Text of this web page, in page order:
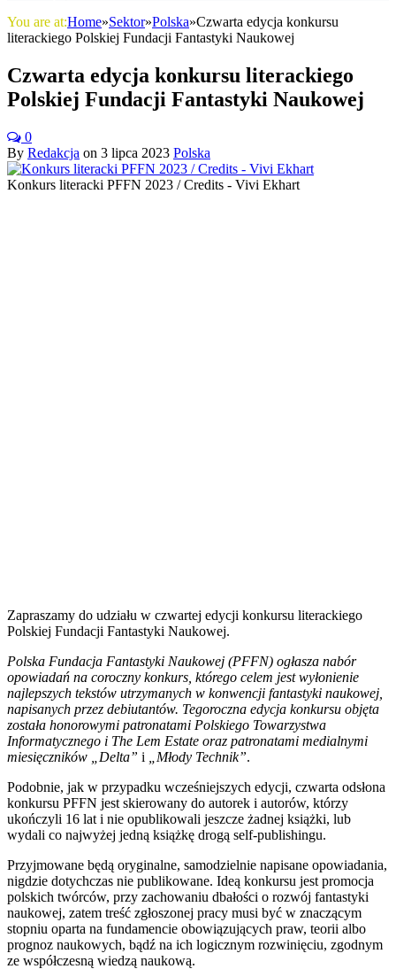
You are at:Home»Sektor»Polska»Czwarta edycja konkursu
literackiego Polskiej Fundacji Fantastyki Naukowej
Czwarta edycja konkursu literackiego
Polskiej Fundacji Fantastyki Naukowej
0
By Redakcja on 3 lipca 2023 Polska
Konkurs literacki PFFN 2023 / Credits - Vivi Ekhart
Zapraszamy do udziału w czwartej edycji konkursu literackiego
Polskiej Fundacji Fantastyki Naukowej.
Polska Fundacja Fantastyki Naukowej (PFFN) ogłasza nabór
opowiadań na coroczny konkurs, którego celem jest wyłonienie
najlepszych tekstów utrzymanych w konwencji fantastyki naukowej,
napisanych przez debiutantów. Tegoroczna edycja konkursu objęta
została honorowymi patronatami Polskiego Towarzystwa
Informatycznego i The Lem Estate oraz patronatami medialnymi
miesięczników „Delta” i „Młody Technik”.
Podobnie, jak w przypadku wcześniejszych edycji, czwarta odsłona
konkursu PFFN jest skierowany do autorek i autorów, którzy
ukończyli 16 lat i nie opublikowali jeszcze żadnej książki, lub
wydali co najwyżej jedną książkę drogą self-publishingu.
Przyjmowane będą oryginalne, samodzielnie napisane opowiadania,
nigdzie dotychczas nie publikowane. Ideą konkursu jest promocja
polskich twórców, przy zachowaniu dbałości o rozwój fantastyki
naukowej, zatem treść zgłoszonej pracy musi być w znaczącym
stopniu oparta na fundamencie obowiązujących praw, teorii albo
prognoz naukowych, bądź na ich logicznym rozwinięciu, zgodnym
ze współczesną wiedzą naukową.